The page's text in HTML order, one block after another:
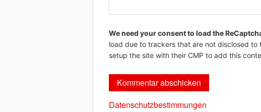
We need your consent to load the
load due to trackers that are not disclosed to
setup the site with their CMP to add this
Datenschutzbestimmungen